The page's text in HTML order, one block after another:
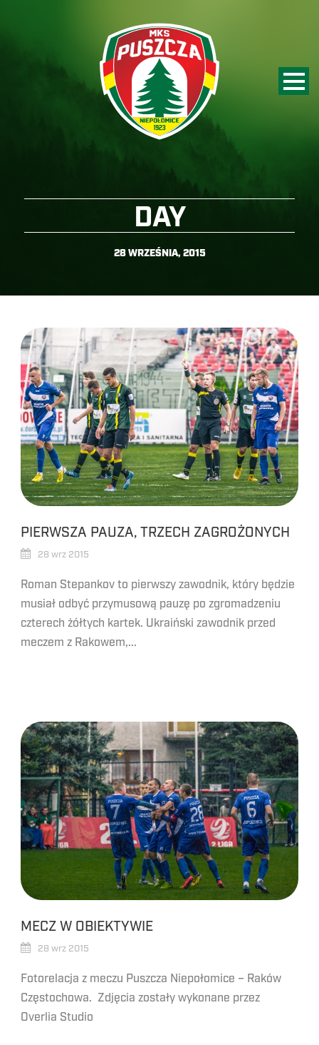
DAY
28 WRZEŚNIA, 2015
PIERWSZA PAUZA, TRZECH ZAGROŻONYCH
28 wrz 2015
Roman Stepankov to pierwszy zawodnik, który będzie
musiał odbyć przymusową pauzę po zgromadzeniu
czterech żółtych kartek. Ukraiński zawodnik przed
meczem z Rakowem,...
MECZ W OBIEKTYWIE
28 wrz 2015
Fotorelacja z meczu Puszcza Niepołomice – Raków
Częstochowa. Zdjęcia zostały wykonane przez
Overlia Studio